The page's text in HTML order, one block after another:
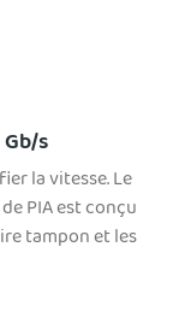
s
la vitesse. Le
de PIA est conçu
tampon et les